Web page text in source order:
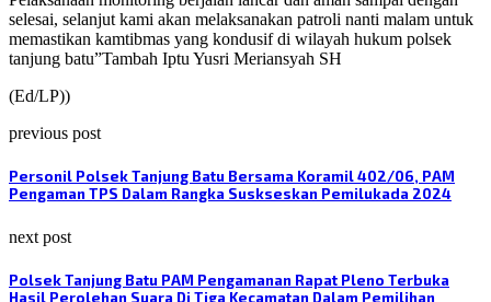
selesai, selanjut kami akan melaksanakan patroli nanti malam untuk
memastikan kamtibmas yang kondusif di wilayah hukum polsek
tanjung batu”Tambah Iptu Yusri Meriansyah SH
(Ed/LP))
previous post
Personil Polsek Tanjung Batu Bersama Koramil 402/06, PAM
Pengaman TPS Dalam Rangka Suskseskan Pemilukada 2024
next post
Polsek Tanjung Batu PAM Pengamanan Rapat Pleno Terbuka
Hasil Perolehan Suara Di Tiga Kecamatan Dalam Pemilihan